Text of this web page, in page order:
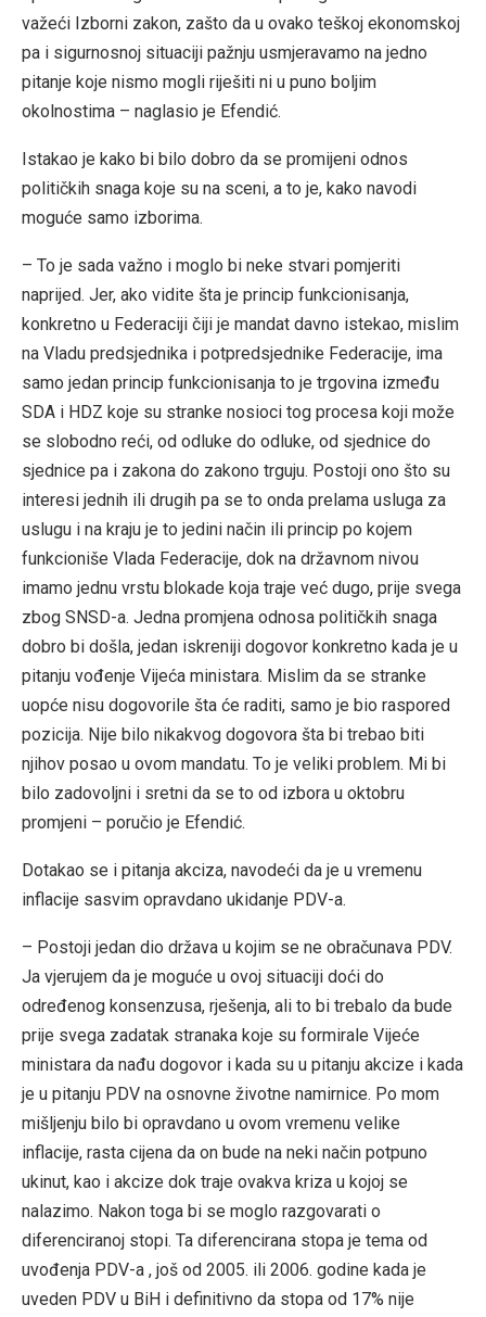
važeći Izborni zakon, zašto da u ovako teškoj ekonomskoj
pa i sigurnosnoj situaciji pažnju usmjeravamo na jedno
pitanje koje nismo mogli riješiti ni u puno boljim
okolnostima – naglasio je Efendić.
Istakao je kako bi bilo dobro da se promijeni odnos
političkih snaga koje su na sceni, a to je, kako navodi
moguće samo izborima.
– To je sada važno i moglo bi neke stvari pomjeriti
naprijed. Jer, ako vidite šta je princip funkcionisanja,
konkretno u Federaciji čiji je mandat davno istekao, mislim
na Vladu predsjednika i potpredsjednike Federacije, ima
samo jedan princip funkcionisanja to je trgovina između
SDA i HDZ koje su stranke nosioci tog procesa koji može
se slobodno reći, od odluke do odluke, od sjednice do
sjednice pa i zakona do zakono trguju. Postoji ono što su
interesi jednih ili drugih pa se to onda prelama usluga za
uslugu i na kraju je to jedini način ili princip po kojem
funkcioniše Vlada Federacije, dok na državnom nivou
imamo jednu vrstu blokade koja traje već dugo, prije svega
zbog SNSD-a. Jedna promjena odnosa političkih snaga
dobro bi došla, jedan iskreniji dogovor konkretno kada je u
pitanju vođenje Vijeća ministara. Mislim da se stranke
uopće nisu dogovorile šta će raditi, samo je bio raspored
pozicija. Nije bilo nikakvog dogovora šta bi trebao biti
njihov posao u ovom mandatu. To je veliki problem. Mi bi
bilo zadovoljni i sretni da se to od izbora u oktobru
promjeni – poručio je Efendić.
Dotakao se i pitanja akciza, navodeći da je u vremenu
inflacije sasvim opravdano ukidanje PDV-a.
– Postoji jedan dio država u kojim se ne obračunava PDV.
Ja vjerujem da je moguće u ovoj situaciji doći do
određenog konsenzusa, rješenja, ali to bi trebalo da bude
prije svega zadatak stranaka koje su formirale Vijeće
ministara da nađu dogovor i kada su u pitanju akcize i kada
je u pitanju PDV na osnovne životne namirnice. Po mom
mišljenju bilo bi opravdano u ovom vremenu velike
inflacije, rasta cijena da on bude na neki način potpuno
ukinut, kao i akcize dok traje ovakva kriza u kojoj se
nalazimo. Nakon toga bi se moglo razgovarati o
diferenciranoj stopi. Ta diferencirana stopa je tema od
uvođenja PDV-a , još od 2005. ili 2006. godine kada je
uveden PDV u BiH i definitivno da stopa od 17% nije